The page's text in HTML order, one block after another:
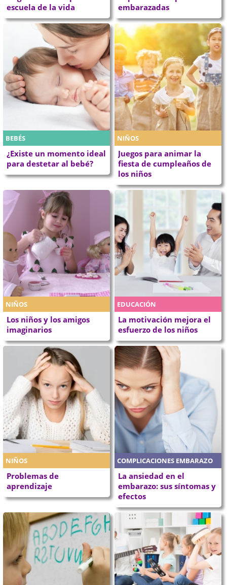
escuela de la vida
embarazadas
BEBÉS
¿Existe un momento ideal
para destetar al bebé?
NIÑOS
Juegos para animar la
fiesta de cumpleaños de
los niños
NIÑOS
Los niños y los amigos
imaginarios
EDUCACIÓN
La motivación mejora el
esfuerzo de los niños
NIÑOS
Problemas de
aprendizaje
COMPLICACIONES EMBARAZO
La ansiedad en el
embarazo: sus síntomas y
efectos